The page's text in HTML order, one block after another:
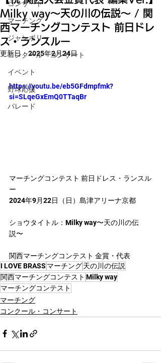
コンサート
マーチング
ジャンボリー
コンクール・コンサート
イベント
野球応援
パレード
Milky way〜天の川の伝説〜 / 関
西マーチングコンテスト 前日ドレ
ス・ランスルー
更新日：2025年2月24日
https://youtu.be/eb5GFdmpfmk?
si=SLqeGxEmQ0TTaqBr
マーチングコンテスト 前日ドレス・ランスル
ー
2024年9月22日（日）島津アリーナ京都
ショウタイトル：Milky way〜天の川の伝
説〜
関西マーチングコンテスト 金賞・代表
I LOVE BRASS マーチング天の川の伝説
関西マーチングコンテスト Milky way
マーチングコンテスト
マーチング
コンクール・コンサート